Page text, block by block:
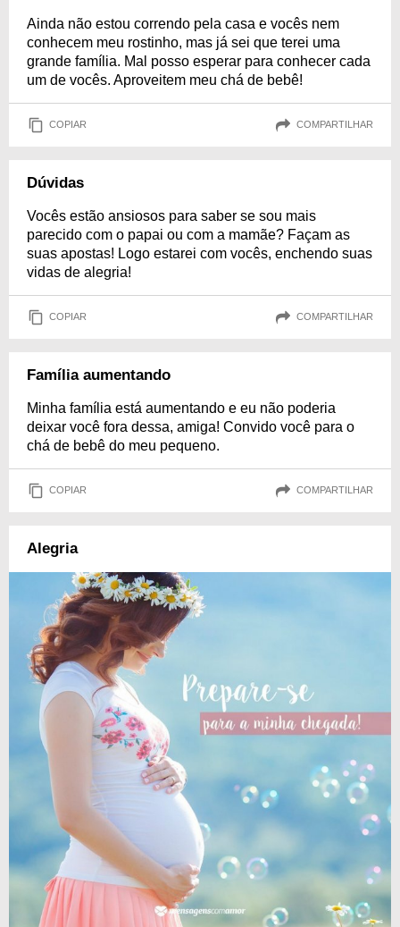
Ainda não estou correndo pela casa e vocês nem
conhecem meu rostinho, mas já sei que terei uma
grande família. Mal posso esperar para conhecer cada
um de vocês. Aproveitem meu chá de bebê!
COPIAR COMPARTILHAR
Dúvidas
Vocês estão ansiosos para saber se sou mais
parecido com o papai ou com a mamãe? Façam as
suas apostas! Logo estarei com vocês, enchendo suas
vidas de alegria!
COPIAR COMPARTILHAR
Família aumentando
Minha família está aumentando e eu não poderia
deixar você fora dessa, amiga! Convido você para o
chá de bebê do meu pequeno.
COPIAR COMPARTILHAR
Alegria